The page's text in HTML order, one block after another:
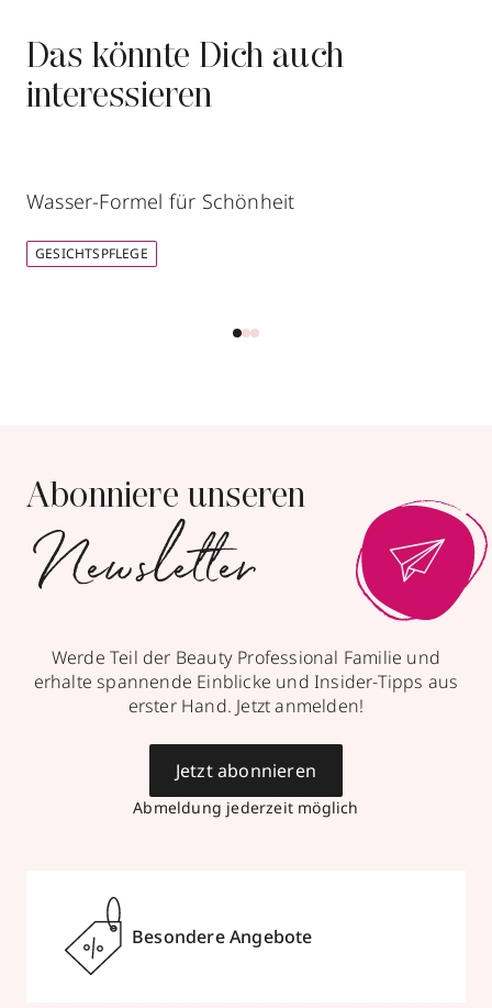
Das könnte Dich auch
interessieren
Wasser-Formel für Schönheit
GESICHTSPFLEGE
Abonniere unseren
Newsletter
Werde Teil der Beauty Professional Familie und
erhalte spannende Einblicke und Insider-Tipps aus
erster Hand. Jetzt anmelden!
Abmeldung jederzeit möglich
Jetzt abonnieren
Besondere Angebote